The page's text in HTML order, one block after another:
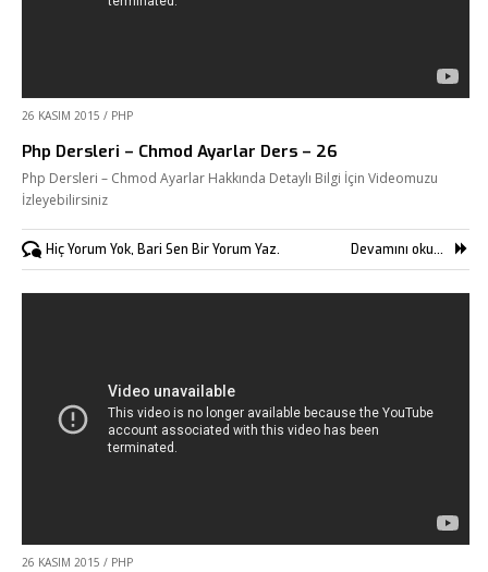
26 KASIM 2015 / PHP
Php Dersleri – Chmod Ayarlar Ders – 26
Php Dersleri – Chmod Ayarlar Hakkında Detaylı Bilgi İçin Videomuzu
İzleyebilirsiniz
Hiç Yorum Yok, Bari Sen Bir Yorum Yaz. Devamını oku...
26 KASIM 2015 / PHP